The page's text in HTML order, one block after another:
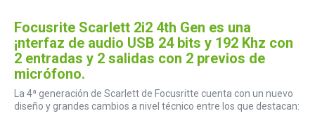
Focusrite Scarlett 2i2 4th Gen es una
¡nterfaz de audio USB 24 bits y 192 Khz con
2 entradas y 2 salidas con 2 previos de
micrófono.
La 4ª generación de Scarlett de Focusritte cuenta con un nuevo
diseño y grandes cambios a nivel técnico entre los que destacan: